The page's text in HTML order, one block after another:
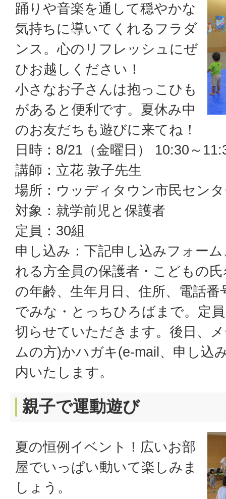
踊りや音楽を通して穏やかな
気持ちに導いてくれるフラダ
ンス。心のリフレッシュにぜ
ひお越しください！
小さなお子さんは抱っこひも
があると便利です。夏休み中
のお友だちも遊びに来てね！
日時：8/21（金曜日） 10:30～
講師：立花 敦子先生
場所：ウッディタウン市民セン
対象：就学前児と保護者
定員：30組
申し込み：下記申し込みフォー
れる方全員の保護者・こどもの
の年齢、生年月日、住所、電話
でみな・とっちひろばまで。定
切らせていただきます。後日、
ムの方)かハガキ(e-mail、申し込
内いたします。
親子で運動遊び
夏の恒例イベント！広いお部
屋でいっぱい動いて楽しみま
しょう。